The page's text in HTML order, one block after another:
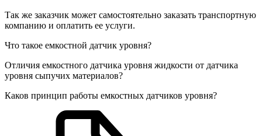
Так же заказчик может самостоятельно заказать транспортную
компанию и оплатить ее услуги.
Что такое емкостной датчик уровня?
Отличия емкостного датчика уровня жидкости от датчика
уровня сыпучих материалов?
Каков принцип работы емкостных датчиков уровня?